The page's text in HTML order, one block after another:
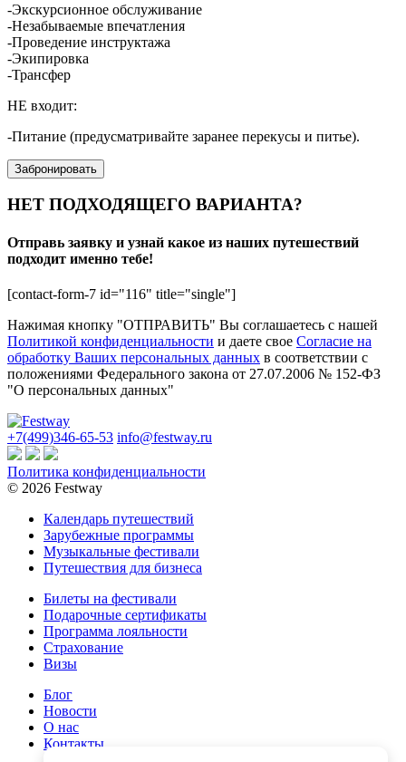
-Экскурсионное обслуживание
-Незабываемые впечатления
-Проведение инструктажа
-Экипировка
-Трансфер
НЕ входит:
-Питание (предусматривайте заранее перекусы и питье).
Забронировать
НЕТ ПОДХОДЯЩЕГО ВАРИАНТА?
Отправь заявку и узнай какое из наших путешествий
подходит именно тебе!
[contact-form-7 id="116" title="single"]
Нажимая кнопку "ОТПРАВИТЬ" Вы соглашаетесь с нашей
Политикой конфиденциальности и даете свое Согласие на
обработку Ваших персональных данных в соответствии с
положениями Федерального закона от 27.07.2006 № 152-ФЗ
"О персональных данных"
+7(499)346-65-53 info@festway.ru
Политика конфиденциальности
© 2026 Festway
Календарь путешествий
Зарубежные программы
Музыкальные фестивали
Путешествия для бизнеса
Билеты на фестивали
Подарочные сертификаты
Программа лояльности
Cтрахование
Визы
Блог
Новости
О нас
Контакты